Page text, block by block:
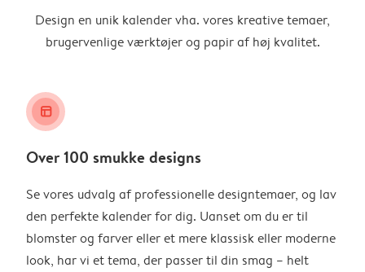
Design en unik kalender vha. vores kreative temaer,
brugervenlige værktøjer og papir af høj kvalitet.
layout_alt
Over 100 smukke designs
Se vores udvalg af professionelle designtemaer, og lav
den perfekte kalender for dig. Uanset om du er til
blomster og farver eller et mere klassisk eller moderne
look, har vi et tema, der passer til din smag – helt